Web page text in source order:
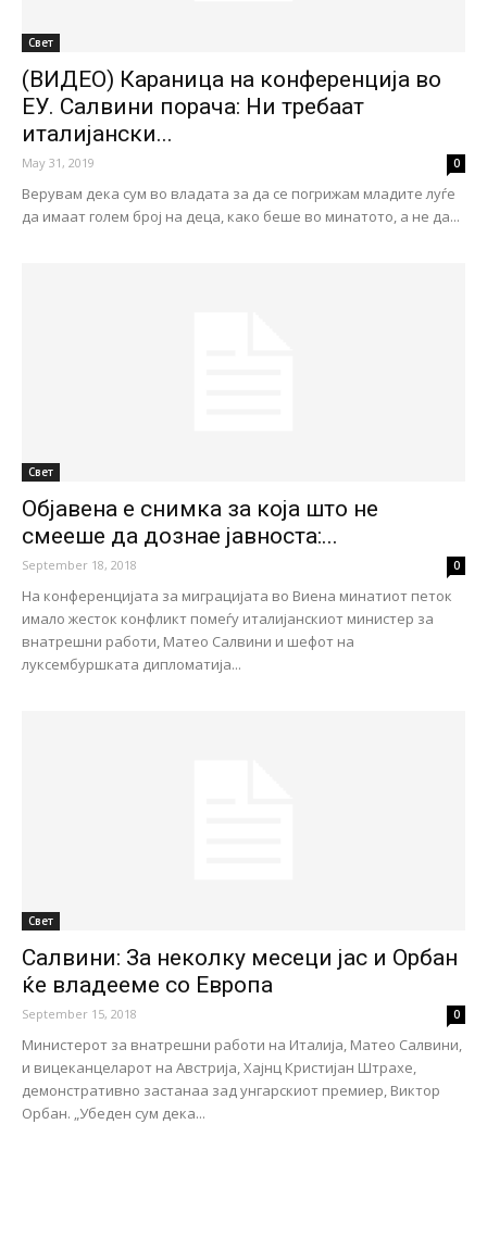
Свет
(ВИДЕО) Караница на конференција во
ЕУ. Салвини порача: Ни требаат
италијански...
May 31, 2019 0
Верувам дека сум во владата за да се погрижам младите луѓе
да имаат голем број на деца, како беше во минатото, а не да...
Свет
Објавена е снимка за која што не
смееше да дознае јавноста:...
September 18, 2018 0
На конференцијата за миграцијата во Виена минатиот петок
имало жесток конфликт помеѓу италијанскиот министер за
внатрешни работи, Матео Салвини и шефот на
луксембуршката дипломатија...
Свет
Салвини: За неколку месеци јас и Орбан
ќе владееме со Европа
September 15, 2018 0
Министерот за внатрешни работи на Италија, Матео Салвини,
и вицеканцеларот на Австрија, Хајнц Кристијан Штрахе,
демонстративно застанаа зад унгарскиот премиер, Виктор
Орбан. „Убеден сум дека...